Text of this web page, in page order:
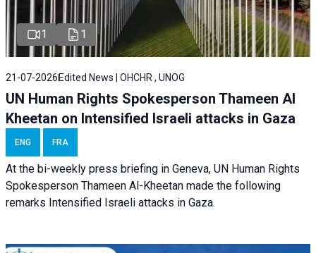
1 1
21-07-2026 Edited News | OHCHR , UNOG
UN Human Rights Spokesperson Thameen Al
Kheetan on Intensified Israeli attacks in Gaza
ENG FRA
At the bi-weekly press briefing in Geneva, UN Human Rights
Spokesperson Thameen Al-Kheetan made the following
remarks Intensified Israeli attacks in Gaza.